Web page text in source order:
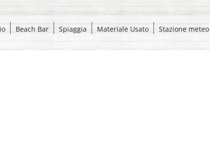
Beach Bar Spiaggia Materiale Usato Stazione meteo